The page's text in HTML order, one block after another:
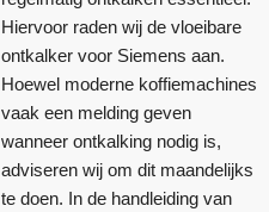
Hiervoor raden wij de vloeibare
ontkalker voor Siemens aan.
Hoewel moderne koffiemachines
vaak een melding geven
wanneer ontkalking nodig is,
adviseren wij om dit maandelijks
te doen. In de handleiding van